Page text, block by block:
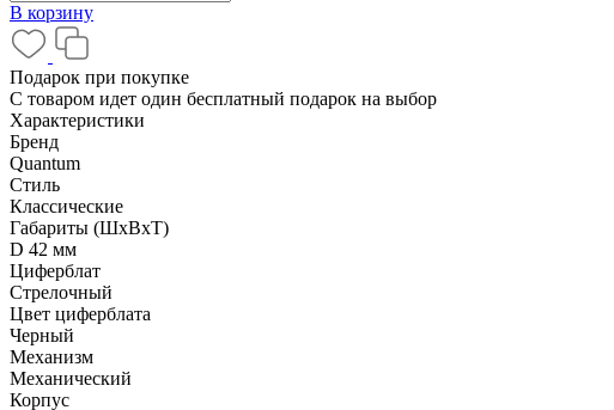
В корзину
Подарок при покупке
С товаром идет один бесплатный подарок на выбор
Характеристики
Бренд
Quantum
Стиль
Классические
Габариты (ШхВхТ)
D 42 мм
Циферблат
Стрелочный
Цвет циферблата
Черный
Механизм
Механический
Корпус